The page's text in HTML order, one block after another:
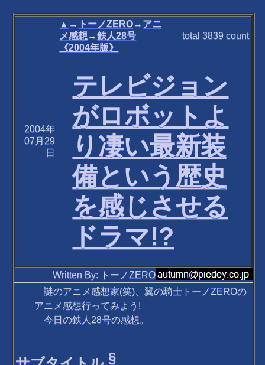
2004年
07月29
日
▲ → トーノZERO→ アニ
メ感想 →鉄人28号
《2004年版》
total3839 count
テレビジョン
がロボットよ
り凄い最新装
備という歴史
を感じさせる
ドラマ!?
Written By: トーノZERO
謎のアニメ感想家(笑)、翼の騎士トーノZEROの
アニメ感想行ってみよう!
今日の鉄人28号の感想。
§